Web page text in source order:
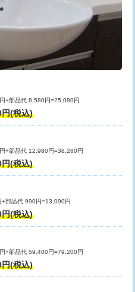
使
銅
)
44,000円
銅
)
し作
） 55,000円
ｍ超
作業）
・修
業）
11,000円
掃・修
業）
22,000円
掃・修
作業）
33,000円
キ
ッキ
16,500円+材料費
+部品代 8,580円=25,080円
(税込)
+部品代 12,980円=38,280円
(税込)
部品代 990円=13,090円
(税込)
+部品代 59,400円=79,200円
(税込)